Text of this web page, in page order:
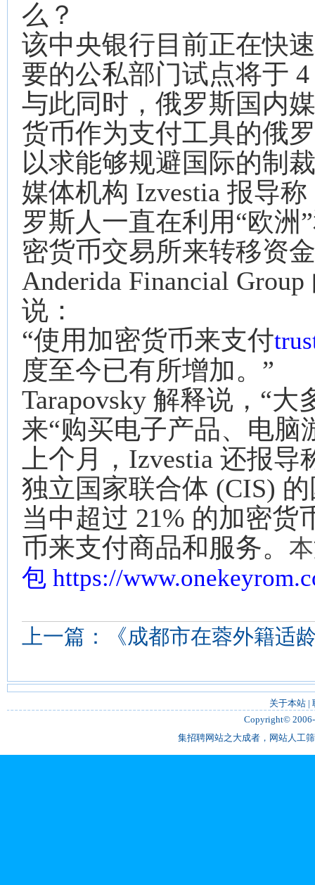
么？
该中央银行目前正在快
要的公私部门试点将于
与此同时，俄罗斯国内
货币作为支付工具的俄
以求能够规避国际的制
媒体机构 Izvestia 报导
罗斯人一直在利用“欧洲
密货币交易所来转移资
Anderida Financial
说：
“使用加密货币来支付
度至今已有所增加。”
Tarapovsky 解释说，“
来“购买电子产品、电脑
上个月，Izvestia 还报
独立国家联合体 (CIS)
当中超过 21% 的加密货
币来支付商品和服务。
包 https://
上一篇： 《成都市在蓉外籍适
关于本站|
Copyright©
集招聘网站之大成者，网站人工